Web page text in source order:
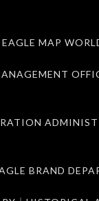
MAP
BRAND